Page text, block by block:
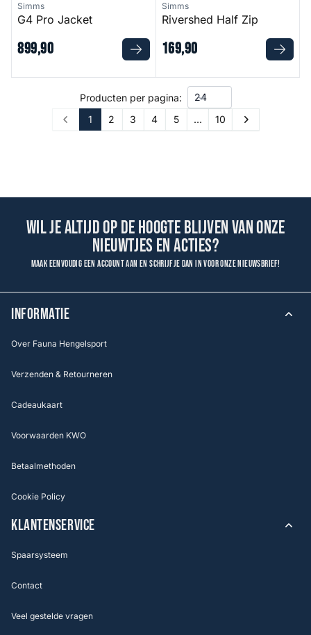
Simms
G4 Pro Jacket
899,90
Simms
Rivershed Half Zip
169,90
Producten per pagina:
Prev 1 2 3 4 5 … 10 Next
Wil je altijd op de hoogte blijven van onze
nieuwtjes en acties?
Maak eenvoudig een account aan en schrijf je dan in voor onze nieuwsbrief!
INFORMATIE
Over Fauna Hengelsport
Verzenden & Retourneren
Cadeaukaart
Voorwaarden KWO
Betaalmethoden
Cookie Policy
KLANTENSERVICE
Spaarsysteem
Contact
Veel gestelde vragen